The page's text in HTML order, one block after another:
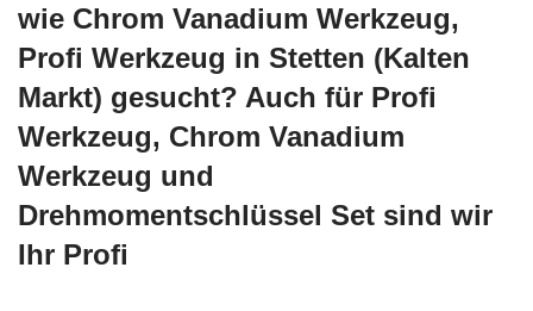
wie Chrom Vanadium Werkzeug,
Profi Werkzeug in Stetten (Kalten
Markt) gesucht? Auch für Profi
Werkzeug, Chrom Vanadium
Werkzeug und
Drehmomentschlüssel Set sind wir
Ihr Profi